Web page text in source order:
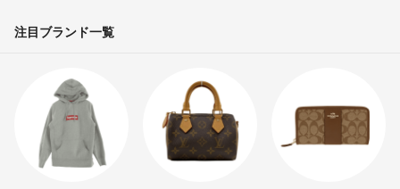
注目ブランド一覧